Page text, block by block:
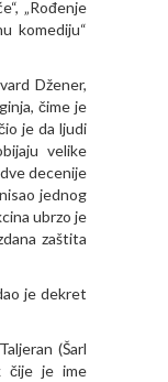
„Rođenje
komediju“
Džener,
čime je
je da ljudi
velike
decenije
jednog
ubrzo je
zaštita
je dekret
(Šarl
čije je ime